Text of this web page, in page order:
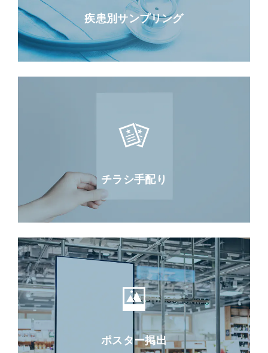
疾患別サンプリング
チラシ手配り
ポスター掲出